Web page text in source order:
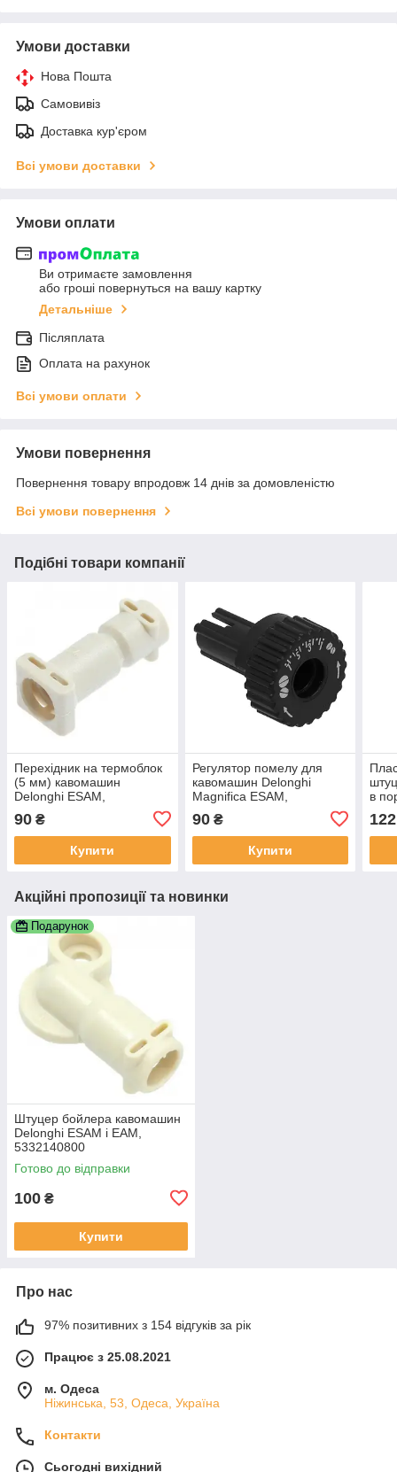
Умови доставки
Нова Пошта
Самовивіз
Доставка кур'єром
Всі умови доставки
Умови оплати
Ви отримаєте замовлення
або гроші повернуться на вашу картку
Детальніше
Післяплата
Оплата на рахунок
Всі умови оплати
Умови повернення
Повернення товару впродовж 14 днів за домовленістю
Всі умови повернення
Подібні товари компанії
Перехідник на термоблок
(5 мм) кавомашин
Delonghi ESAM,
90 ₴
Купити
Регулятор помелу для
кавомашин Delonghi
Magnifica ESAM,
90₴
Купити
в
122
Акційні пропозиції та новинки
Подарунок
Штуцер бойлера кавомашин
Delonghi ESAM і EAM,
5332140800
Готово до відправки
100 ₴
Купити
Про нас
97% позитивних з 154 відгуків за рік
Працює з 25.08.2021
м. Одеса
Ніжинська, 53, Одеса, Україна
Контакти
Сьогодні вихідний